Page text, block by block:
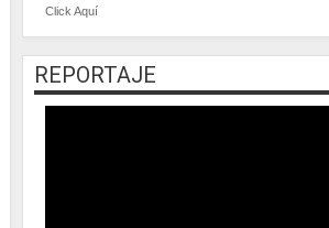
Click Aquí
REPORTAJE